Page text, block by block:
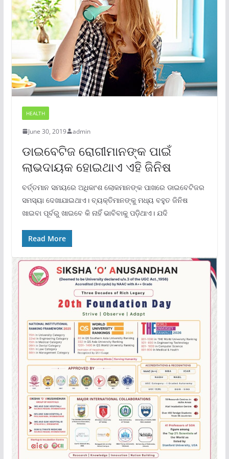
HEALTH
June 30, 2019 admin
ଡାଇବେଟିଜ ରୋଗୀମାନଙ୍କ ପାଇଁ
ଲାଭଦାୟକ ହୋଇଥାଏ ଏହି ଜିନିଷ
ବର୍ତ୍ତମାନ ସମୟରେ ଅଧିକାଂଶ ଲୋକମାନଙ୍କ ପାଖରେ ଡାଇବେଟିଜର
ସମସ୍ୟା ଦେଖାଯାଇଥାଏ। ବ୍ୟକ୍ତିମାନଙ୍କୁ ମଧ୍ୟ ବହୁତ ଜିନିଷ
ଖାଇବା ପୂର୍ବରୁ ଖାଇବେ କି ନାହିଁ ଭାବିବାକୁ ପଡ଼ିଥାଏ। ଯଦି
Read More